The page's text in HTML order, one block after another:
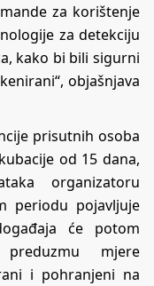
za korištenje
za detekciju
kako bi bili sigurni
objašnjava
prisutnih osoba
od 15 dana,
organizatoru
periodu pojavljuje
će potom
mjere
i pohranjeni na